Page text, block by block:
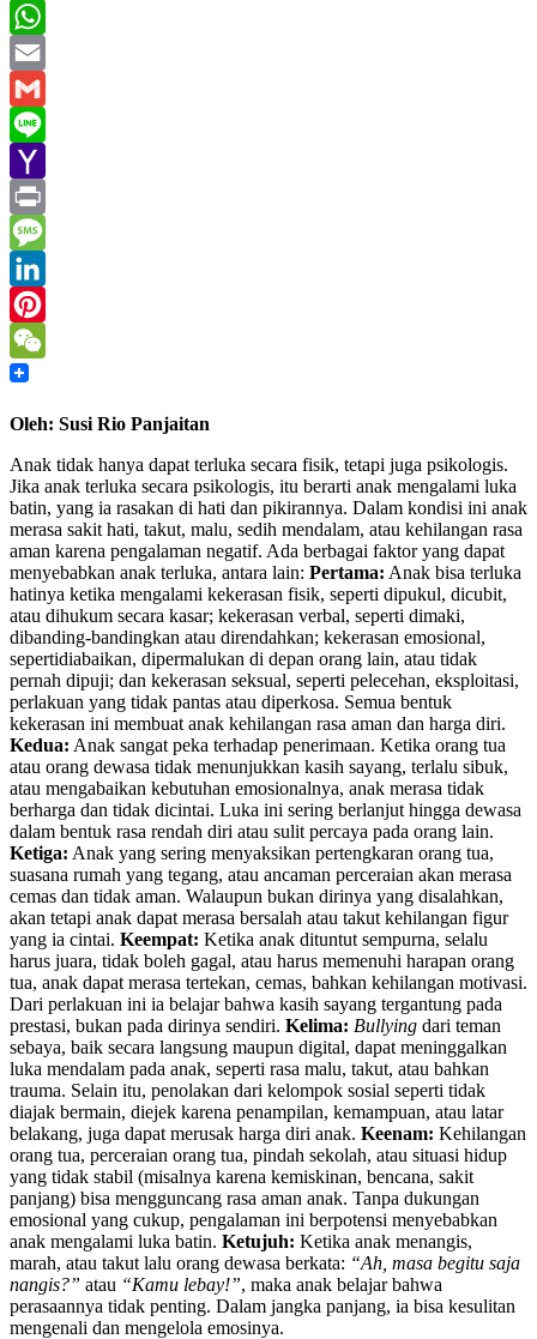
Twitter
WhatsApp
Email
Gmail
Line
Yahoo
Mail
Print
Message
LinkedIn
Pinterest
WeChat
Oleh: Susi Rio Panjaitan
Anak tidak hanya dapat terluka secara fisik, tetapi juga psikologis.
Jika anak terluka secara psikologis, itu berarti anak mengalami luka
batin, yang ia rasakan di hati dan pikirannya. Dalam kondisi ini anak
merasa sakit hati, takut, malu, sedih mendalam, atau kehilangan rasa
aman karena pengalaman negatif. Ada berbagai faktor yang dapat
menyebabkan anak terluka, antara lain: Pertama: Anak bisa terluka
hatinya ketika mengalami kekerasan fisik, seperti dipukul, dicubit,
atau dihukum secara kasar; kekerasan verbal, seperti dimaki,
dibanding-bandingkan atau direndahkan; kekerasan emosional,
sepertidiabaikan, dipermalukan di depan orang lain, atau tidak
pernah dipuji; dan kekerasan seksual, seperti pelecehan, eksploitasi,
perlakuan yang tidak pantas atau diperkosa. Semua bentuk
kekerasan ini membuat anak kehilangan rasa aman dan harga diri.
Kedua: Anak sangat peka terhadap penerimaan. Ketika orang tua
atau orang dewasa tidak menunjukkan kasih sayang, terlalu sibuk,
atau mengabaikan kebutuhan emosionalnya, anak merasa tidak
berharga dan tidak dicintai. Luka ini sering berlanjut hingga dewasa
dalam bentuk rasa rendah diri atau sulit percaya pada orang lain.
Ketiga: Anak yang sering menyaksikan pertengkaran orang tua,
suasana rumah yang tegang, atau ancaman perceraian akan merasa
cemas dan tidak aman. Walaupun bukan dirinya yang disalahkan,
akan tetapi anak dapat merasa bersalah atau takut kehilangan figur
yang ia cintai. Keempat: Ketika anak dituntut sempurna, selalu
harus juara, tidak boleh gagal, atau harus memenuhi harapan orang
tua, anak dapat merasa tertekan, cemas, bahkan kehilangan motivasi.
Dari perlakuan ini ia belajar bahwa kasih sayang tergantung pada
prestasi, bukan pada dirinya sendiri. Kelima: Bullying dari teman
sebaya, baik secara langsung maupun digital, dapat meninggalkan
luka mendalam pada anak, seperti rasa malu, takut, atau bahkan
trauma. Selain itu, penolakan dari kelompok sosial seperti tidak
diajak bermain, diejek karena penampilan, kemampuan, atau latar
belakang, juga dapat merusak harga diri anak. Keenam: Kehilangan
orang tua, perceraian orang tua, pindah sekolah, atau situasi hidup
yang tidak stabil (misalnya karena kemiskinan, bencana, sakit
panjang) bisa mengguncang rasa aman anak. Tanpa dukungan
emosional yang cukup, pengalaman ini berpotensi menyebabkan
anak mengalami luka batin. Ketujuh: Ketika anak menangis,
marah, atau takut lalu orang dewasa berkata: “Ah, masa begitu saja
nangis?” atau “Kamu lebay!”, maka anak belajar bahwa
perasaannya tidak penting. Dalam jangka panjang, ia bisa kesulitan
mengenali dan mengelola emosinya.